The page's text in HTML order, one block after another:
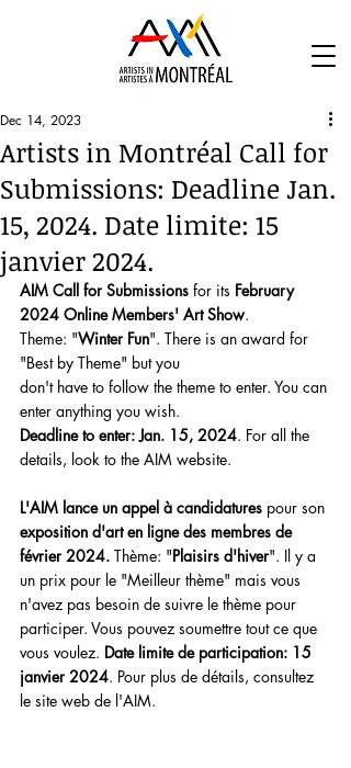
Artists in Montréal Call for
Submissions: Deadline Jan.
15, 2024. Date limite: 15
janvier 2024.
Dec 14, 2023
AIM Call for Submissions for its February
2024 Online Members' Art Show.
Theme: "Winter Fun". There is an award for
"Best by Theme" but you
don't have to follow the theme to enter. You can
enter anything you wish.
Deadline to enter: Jan. 15, 2024. For all the
details, look to the AIM website.
L'AIM lance un appel à candidatures pour son
exposition d'art en ligne des membres de
février 2024. Thème: "Plaisirs d'hiver". Il y a
un prix pour le "Meilleur thème" mais vous
n'avez pas besoin de suivre le thème pour
participer. Vous pouvez soumettre tout ce que
vous voulez. Date limite de participation: 15
janvier 2024. Pour plus de détails, consultez
le site web de l'AIM.